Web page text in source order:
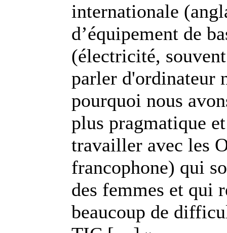
internationale
d’équipement de
(électricité,
parler d'ordinateur
pourquoi nous
plus pragmatique
travailler avec les
francophone) qui
des femmes et qui
beaucoup de